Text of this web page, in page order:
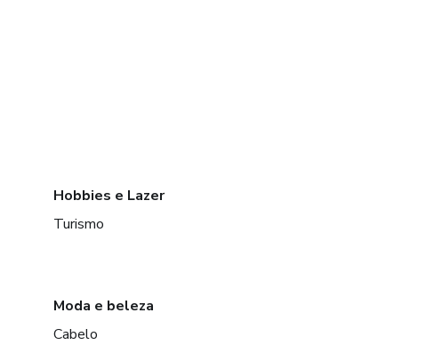
Hobbies e Lazer
Turismo
Moda e beleza
Cabelo